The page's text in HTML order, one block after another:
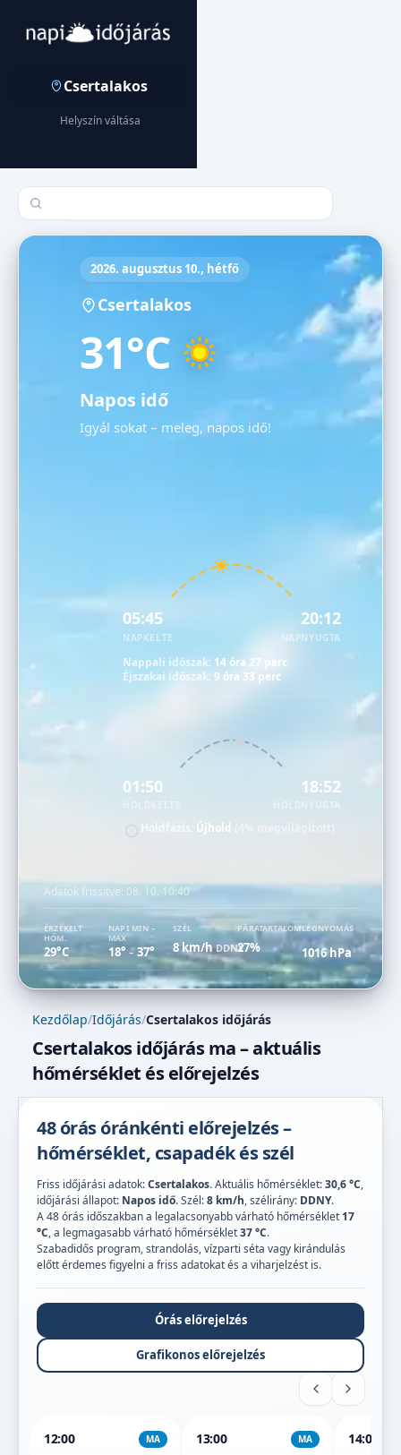
Csertalakos
Helyszín váltása
Település keresése
2026. augusztus 10., hétfő
Csertalakos
31°C
Napos idő
Igyál sokat – meleg, napos idő!
05:45
NAPKELTE
20:12
NAPNYUGTA
Nappali időszak: 14 óra 27 perc
Éjszakai időszak:9 óra 33 perc
01:50 18:52
HOLDNYUGTA
Holdfázis: Újhold
Adatok frissítve: 08. 10. 10:40
ÉRZÉKELT
HŐM.
29°C
NAPI MIN –
MAX
18° –37°
SZÉL
8 km/hDDNY
PÁRATARTALOM
27%
LÉGNYOMÁS
1016 hPa
Kezdőlap/Időjárás/Csertalakos időjárás
Csertalakos időjárás ma – aktuális
hőmérséklet és előrejelzés
48 órás óránkénti előrejelzés –
hőmérséklet, csapadék és szél
Friss időjárási adatok:Csertalakos. Aktuális hőmérséklet:30,6 °C,
időjárási állapot: Napos idő. Szél:8 km/h, szélirány: DDNY.
A 48 órás időszakban a legalacsonyabb várható hőmérséklet 17
°C, a legmagasabb várható hőmérséklet37 °C.
Szabadidős program, strandolás, vízparti séta vagy kirándulás
előtt érdemes figyelni a friss adatokat és a viharjelzést is.
Órás előrejelzés
Grafikonos előrejelzés
12:00 MA 13:00 MA 14:00